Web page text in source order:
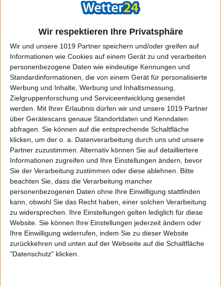
Wir respektieren Ihre Privatsphäre
Wir und unsere 1019 Partner speichern und/oder greifen auf
Informationen wie Cookies auf einem Gerät zu und verarbeiten
personenbezogene Daten wie eindeutige Kennungen und
Standardinformationen, die von einem Gerät für personalisierte
Werbung und Inhalte, Werbung und Inhaltsmessung,
Zielgruppenforschung und Serviceentwicklung gesendet
werden.
Mit Ihrer Erlaubnis dürfen wir und unsere 1019 Partner
über Gerätescans genaue Standortdaten und Kenndaten
abfragen. Sie können auf die entsprechende Schaltfläche
klicken, um der o. a. Datenverarbeitung durch uns und unsere
Partner zuzustimmen. Alternativ können Sie auf detailliertere
Informationen zugreifen und Ihre Einstellungen ändern, bevor
Sie der Verarbeitung zustimmen oder diese ablehnen.
Bitte
beachten Sie, dass die Verarbeitung mancher
personenbezogenen Daten ohne Ihre Einwilligung stattfinden
kann, obwohl Sie das Recht haben, einer solchen Verarbeitung
zu widersprechen. Ihre Einstellungen gelten lediglich für diese
Website. Sie können Ihre Einstellungen jederzeit ändern oder
Ihre Einwilligung widerrufen, indem Sie zu dieser Website
zurückkehren und unten auf der Webseite auf die Schaltfläche
"Datenschutz" klicken.